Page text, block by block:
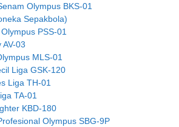
Olympus BKS-01
Sepakbola)
PSS-01
03
MLS-01
Liga GSK-120
Liga TH-01
TA-01
KBD-180
Olympus SBG-9P